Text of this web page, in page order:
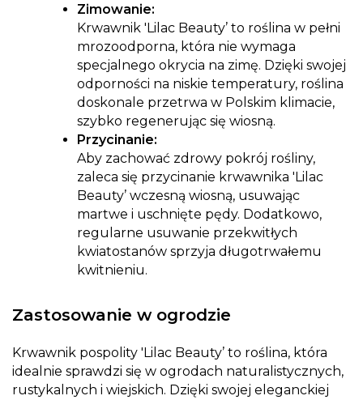
Zimowanie:
Krwawnik 'Lilac Beauty’ to roślina w pełni
mrozoodporna, która nie wymaga
specjalnego okrycia na zimę. Dzięki swojej
odporności na niskie temperatury, roślina
doskonale przetrwa w Polskim klimacie,
szybko regenerując się wiosną.
Przycinanie:
Aby zachować zdrowy pokrój rośliny,
zaleca się przycinanie krwawnika 'Lilac
Beauty’ wczesną wiosną, usuwając
martwe i uschnięte pędy. Dodatkowo,
regularne usuwanie przekwitłych
kwiatostanów sprzyja długotrwałemu
kwitnieniu.
Zastosowanie w ogrodzie
Krwawnik pospolity 'Lilac Beauty’ to roślina, która
idealnie sprawdzi się w ogrodach naturalistycznych,
rustykalnych i wiejskich. Dzięki swojej eleganckiej